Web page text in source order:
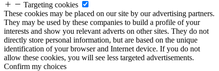
Targeting cookies
These cookies may be placed on our site by our advertising partners.
They may be used by these companies to build a profile of your
interests and show you relevant adverts on other sites. They do not
directly store personal information, but are based on the unique
identification of your browser and Internet device. If you do not
allow these cookies, you will see less targeted advertisements.
Confirm my choices